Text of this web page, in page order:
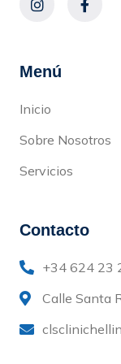
Menú
Inicio
Sobre Nosotros
Servicios
Contacto
+34 624 23
Calle Santa